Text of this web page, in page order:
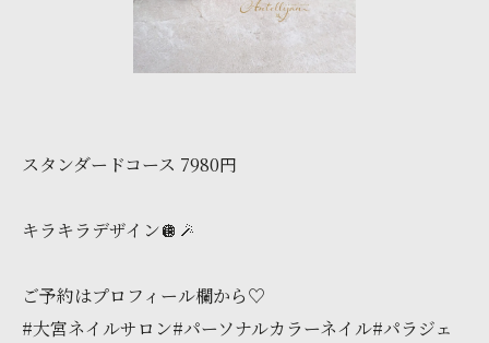
スタンダードコース 7980円
キラキラデザイン🪩🪄
ご予約はプロフィール欄から♡
#大宮ネイルサロン#パーソナルカラーネイル#パラジェ